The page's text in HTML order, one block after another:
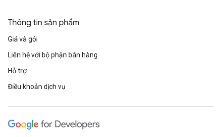
Thông tin sản phẩm
Giá và gói
Liên hệ với bộ phận bán hàng
Hỗ trợ
Điều khoản dịch vụ